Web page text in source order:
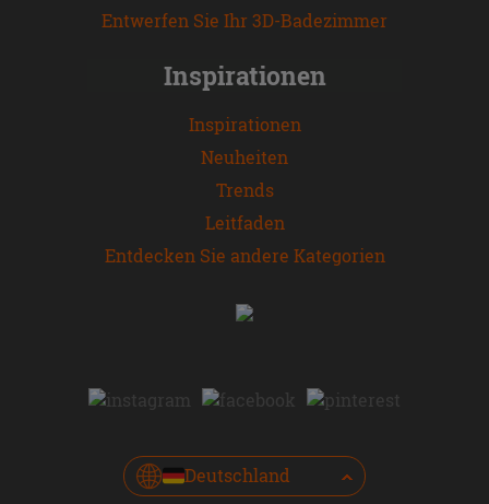
Entwerfen Sie Ihr 3D-Badezimmer
Inspirationen
Inspirationen
Neuheiten
Trends
Leitfaden
Entdecken Sie andere Kategorien
Deutschland